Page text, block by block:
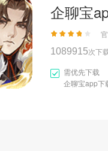
企聊宝
1089915次下
需优先下载
企聊宝app下